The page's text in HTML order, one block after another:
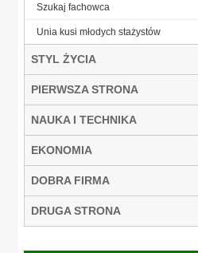
Szukaj fachowca
Unia kusi młodych stażystów
STYL ŻYCIA
PIERWSZA STRONA
NAUKA I TECHNIKA
EKONOMIA
DOBRA FIRMA
DRUGA STRONA